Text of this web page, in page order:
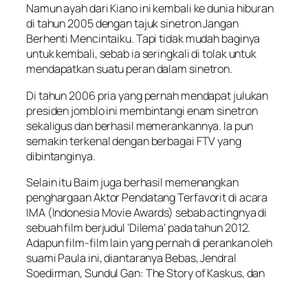
Namun ayah dari Kiano ini kembali ke dunia hiburan
di tahun 2005 dengan tajuk sinetron Jangan
Berhenti Mencintaiku. Tapi tidak mudah baginya
untuk kembali, sebab ia seringkali di tolak untuk
mendapatkan suatu peran dalam sinetron.
Di tahun 2006 pria yang pernah mendapat julukan
presiden jomblo ini membintangi enam sinetron
sekaligus dan berhasil memerankannya. Ia pun
semakin terkenal dengan berbagai FTV yang
dibintanginya.
Selain itu Baim juga berhasil memenangkan
penghargaan Aktor Pendatang Terfavorit di acara
IMA (Indonesia Movie Awards) sebab actingnya di
sebuah film berjudul ‘Dilema’ pada tahun 2012.
Adapun film-film lain yang pernah di perankan oleh
suami Paula ini, diantaranya Bebas, Jendral
Soedirman, Sundul Gan: The Story of Kaskus, dan